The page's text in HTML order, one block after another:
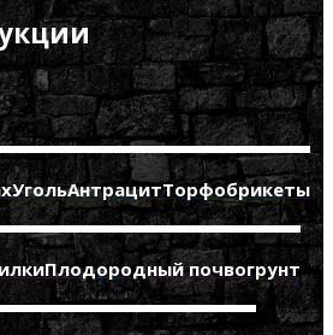
УгольАнтрацитТорфобрикеты
Плодородный почвогрунт